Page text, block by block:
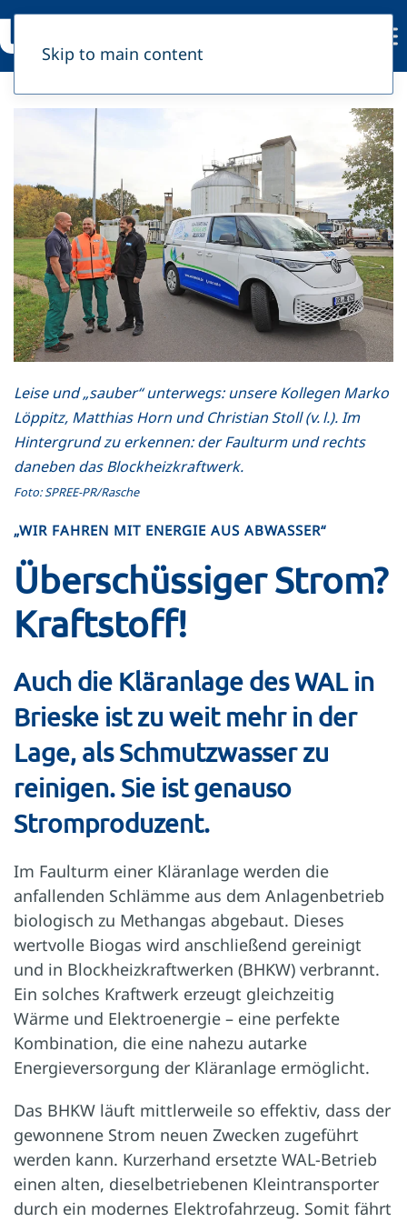
Skip to main content
Leise und „sauber“ unterwegs: unsere Kollegen Marko
Löppitz, Matthias Horn und Christian Stoll (v. l.). Im
Hintergrund zu erkennen: der Faulturm und rechts
daneben das Blockheizkraftwerk.
Foto: SPREE-PR/Rasche
„WIR FAHREN MIT ENERGIE AUS ABWASSER“
Überschüssiger Strom?
Kraftstoff!
Auch die Kläranlage des WAL in
Brieske ist zu weit mehr in der
Lage, als Schmutzwasser zu
reinigen. Sie ist genauso
Stromproduzent.
Im Faulturm einer Kläranlage werden die
anfallenden Schlämme aus dem Anlagenbetrieb
biologisch zu Methangas abgebaut. Dieses
wertvolle Biogas wird anschließend gereinigt
und in Blockheizkraftwerken (BHKW) verbrannt.
Ein solches Kraftwerk erzeugt gleichzeitig
Wärme und Elektroenergie – eine perfekte
Kombination, die eine nahezu autarke
Energieversorgung der Kläranlage ermöglicht.
Das BHKW läuft mittlerweile so effektiv, dass der
gewonnene Strom neuen Zwecken zugeführt
werden kann. Kurzerhand ersetzte WAL-Betrieb
einen alten, dieselbetriebenen Kleintransporter
durch ein modernes Elektrofahrzeug. Somit fährt